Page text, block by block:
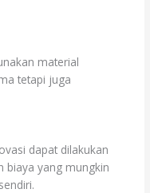
material
tetapi juga
dapat dilakukan
biaya yang mungkin